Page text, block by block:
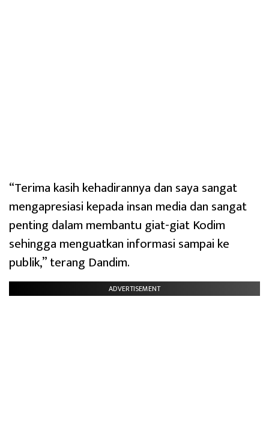
“Terima kasih kehadirannya dan saya sangat
mengapresiasi kepada insan media dan sangat
penting dalam membantu giat-giat Kodim
sehingga menguatkan informasi sampai ke
publik,” terang Dandim.
ADVERTISEMENT